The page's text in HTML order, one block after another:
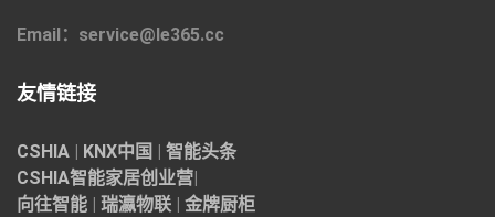
Email：service@le365.cc
友情链接
CSHIA KNX中国
智能头条
CSHIA智能家居创业营
向往智能
瑞瀛物联
金牌厨柜